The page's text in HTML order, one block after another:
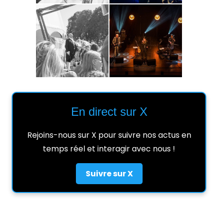
En direct sur X
Rejoins-nous sur X pour suivre nos actus en
temps réel et interagir avec nous !
Suivre sur X